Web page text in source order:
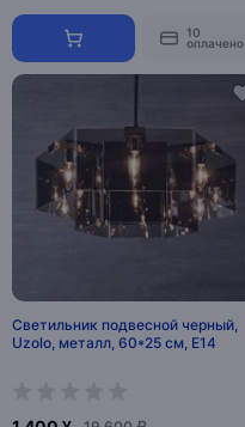
10
оплачено
Светильник подвесной черный,
Uzolo, металл, 60*25 см, Е14